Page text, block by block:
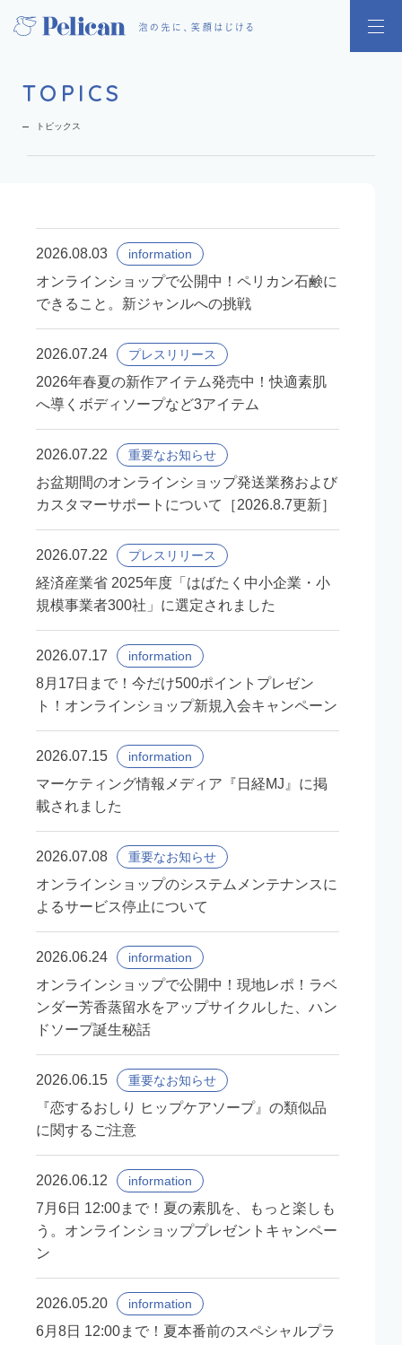
TOPICS
トピックス
2026.08.03 information
オンラインショップで公開中！ペリカン石鹸に
できること。新ジャンルへの挑戦
2026.07.24 プレスリリース
2026年春夏の新作アイテム発売中！快適素肌
へ導くボディソープなど3アイテム
2026.07.22 重要なお知らせ
お盆期間のオンラインショップ発送業務および
カスタマーサポートについて［2026.8.7更新］
2026.07.22 プレスリリース
経済産業省 2025年度「はばたく中小企業・小
規模事業者300社」に選定されました
2026.07.17 information
8月17日まで！今だけ500ポイントプレゼン
ト！オンラインショップ新規入会キャンペーン
2026.07.15 information
マーケティング情報メディア『日経MJ』に掲
載されました
2026.07.08 重要なお知らせ
オンラインショップのシステムメンテナンスに
よるサービス停止について
2026.06.24 information
オンラインショップで公開中！現地レポ！ラベ
ンダー芳香蒸留水をアップサイクルした、ハン
ドソープ誕生秘話
2026.06.15 重要なお知らせ
『恋するおしり ヒップケアソープ』の類似品
に関するご注意
2026.06.12 information
7月6日 12:00まで！夏の素肌を、もっと楽しも
う。オンラインショッププレゼントキャンペー
ン
2026.05.20 information
6月8日 12:00まで！夏本番前のスペシャルプラ